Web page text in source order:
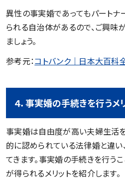
異性の事実婚であってもパート
られる自治体があるので、ご興
ましょう。
参考元：コトバンク｜日本大百科
４．事実婚の手続きを行うメ
事実婚は自由度が高い夫婦生活
的に認められている法律婚と違い
てきます。事実婚の手続きを行う
が得られるメリットを紹介します。